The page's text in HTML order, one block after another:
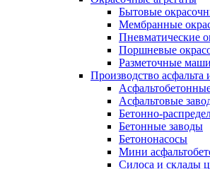
Бытовые
Мембранные
Пневматические
Поршневые
Разметочные
Производство асфальта
Асфальтовые
Бетонно-
Бетонные заводы
Бетононасосы
Мини
Силоса и склады